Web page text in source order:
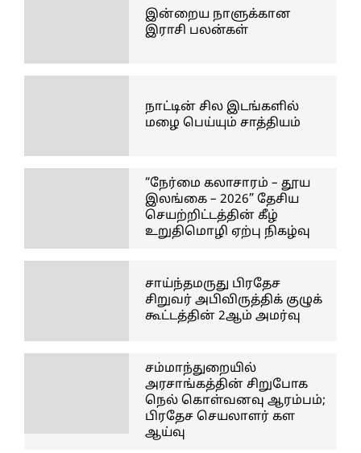
இன்றைய நாளுக்கான
இராசி பலன்கள்
நாட்டின் சில இடங்களில்
மழை பெய்யும் சாத்தியம்
“நேர்மை கலாசாரம் – தூய
இலங்கை – 2026” தேசிய
செயற்றிட்டத்தின் கீழ்
உறுதிமொழி ஏற்பு நிகழ்வு
சாய்ந்தமருது பிரதேச
சிறுவர் அபிவிருத்திக் குழுக்
கூட்டத்தின் 2ஆம் அமர்வு
சம்மாந்துறையில்
அரசாங்கத்தின் சிறுபோக
நெல் கொள்வனவு ஆரம்பம்;
பிரதேச செயலாளர் கள
ஆய்வு